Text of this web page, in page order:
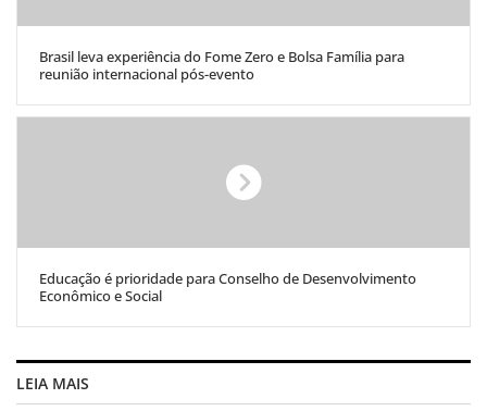
Brasil leva experiência do Fome Zero e Bolsa Família para
reunião internacional pós-evento
Educação é prioridade para Conselho de Desenvolvimento
Econômico e Social
LEIA MAIS